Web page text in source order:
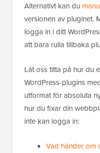
Alternativt kan du
versionen av pluginet.
logga in i ditt
att bara rulla tillbaka
Låt oss titta på hur du
WordPress-plugins
utformat för absoluta
hur du fixar din
inte kan logga in:
Vad händer om